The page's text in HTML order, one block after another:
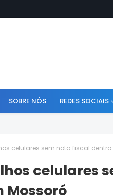
SOBRE NÓS REDES SOCIAIS
celulares sem nota fiscal
celulares
Mossoró